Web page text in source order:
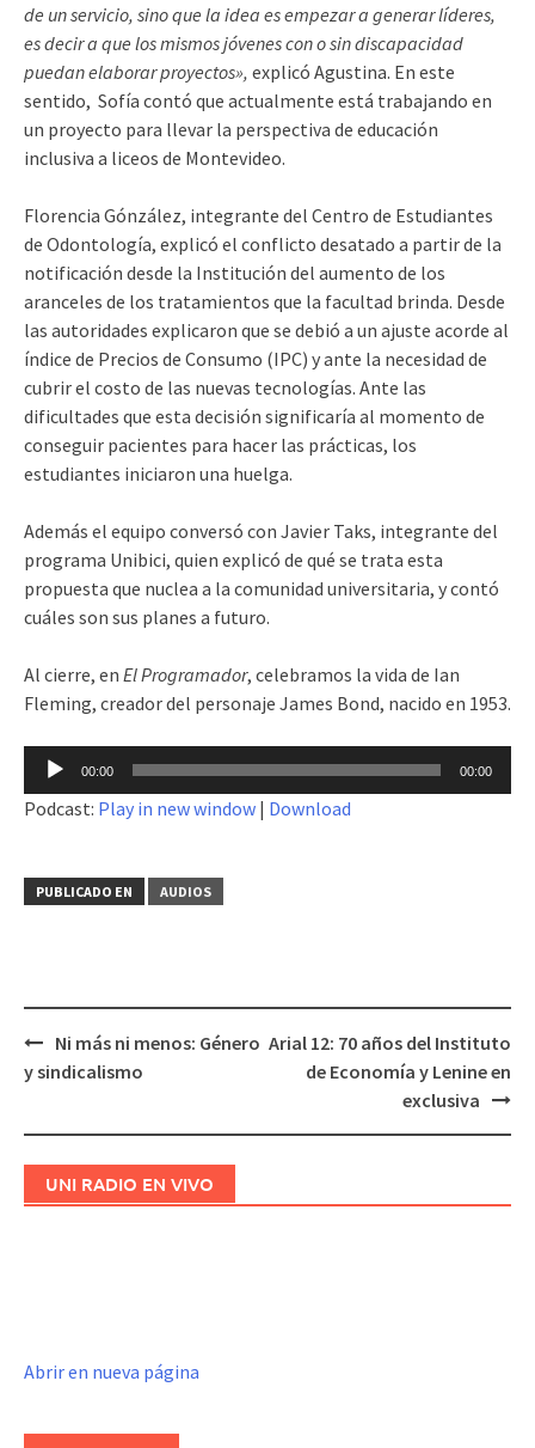
de un servicio, sino que la idea es empezar a generar líderes,
es decir a que los mismos jóvenes con o sin discapacidad
puedan elaborar proyectos», explicó Agustina. En este
sentido, Sofía contó que actualmente está trabajando en
un proyecto para llevar la perspectiva de educación
inclusiva a liceos de Montevideo.
Florencia Gónzález, integrante del Centro de Estudiantes
de Odontología, explicó el conflicto desatado a partir de la
notificación desde la Institución del aumento de los
aranceles de los tratamientos que la facultad brinda. Desde
las autoridades explicaron que se debió a un ajuste acorde al
índice de Precios de Consumo (IPC) y ante la necesidad de
cubrir el costo de las nuevas tecnologías. Ante las
dificultades que esta decisión significaría al momento de
conseguir pacientes para hacer las prácticas, los
estudiantes iniciaron una huelga.
Además el equipo conversó con Javier Taks, integrante del
programa Unibici, quien explicó de qué se trata esta
propuesta que nuclea a la comunidad universitaria, y contó
cuáles son sus planes a futuro.
Al cierre, en El Programador, celebramos la vida de Ian
Fleming, creador del personaje James Bond, nacido en 1953.
Reproductor
audio
00:00 00:00
Podcast: Play in new window | Download
PUBLICADO EN AUDIOS
Navegación
de
Ni más ni menos: Género
y sindicalismo
Arial 12: 70 años del Instituto
de Economía y Lenine en
exclusiva
UNI RADIO EN VIVO
Abrir en nueva página